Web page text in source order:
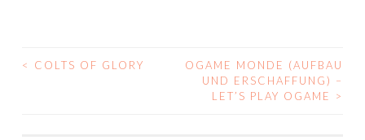
BEITRAGS-
< COLTS OF GLORY
OGAME MONDE (AUFBAU
UND ERSCHAFFUNG) –
LET’S PLAY OGAME
>